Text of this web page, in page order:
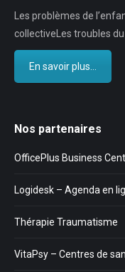
Les problèmes de
collectiveLes troubles
En savoir plus...
Nos partenaires
OfficePlus Business
Logidesk – Agenda en
Thérapie Traumatisme
VitaPsy – Centres de